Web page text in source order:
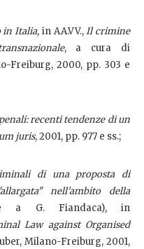
in Italia, in AA.VV.,Il crimine
, a cura di
Freiburg, 2000, pp. 303 e
recenti tendenze di un
juris, 2001, pp. 977 e ss.;
di una proposta di
nell'ambito della
a G. Fiandaca),in
Law against Organised
Milano-Freiburg, 2001,